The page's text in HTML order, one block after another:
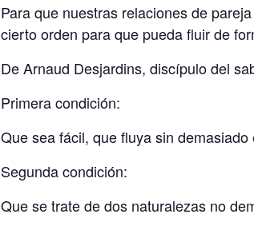
Para que nuestras relaciones de
cierto orden para que pueda fluir de
De Arnaud Desjardins, discípulo del
Primera condición:
Que sea fácil, que fluya sin demasiado
Segunda condición:
Que se trate de dos naturalezas no